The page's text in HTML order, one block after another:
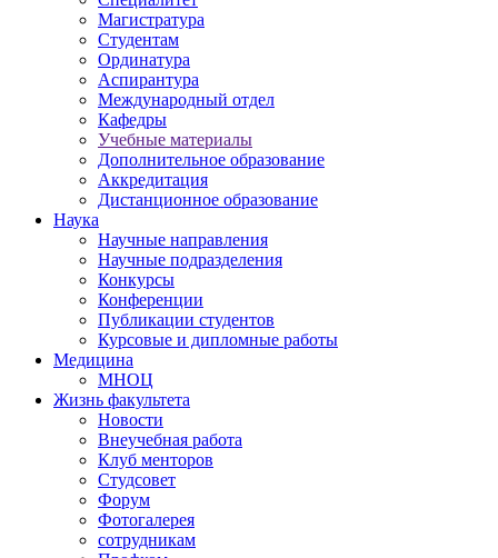
Магистратура
Студентам
Ординатура
Аспирантура
Международный отдел
Кафедры
Учебные материалы
Дополнительное образование
Аккредитация
Дистанционное образование
Наука
Научные направления
Научные подразделения
Конкурсы
Конференции
Публикации студентов
Курсовые и дипломные работы
Медицина
МНОЦ
Жизнь факультета
Новости
Внеучебная работа
Клуб менторов
Студсовет
Форум
Фотогалерея
сотрудникам